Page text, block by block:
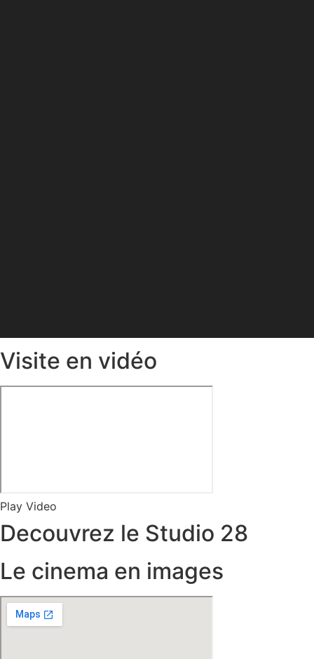
Visite en vidéo
Play Video
Decouvrez le Studio 28
Le cinema en images